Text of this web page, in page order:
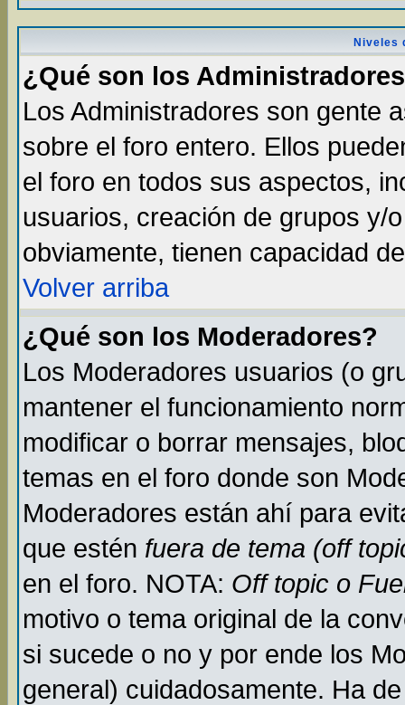
Niveles
¿Qué son los
Los Administradores son gente
sobre el foro entero. Ellos
el foro en todos sus aspectos,
usuarios, creación de grupos y/
obviamente, tienen capacidad
Volver arriba
¿Qué son los Moderadores?
Los Moderadores usuarios (o
mantener el funcionamiento
modificar o borrar mensajes,
temas en el foro donde son
Moderadores están ahí para
que estén fuera de tema (off
en el foro. NOTA: Off topic o
motivo o tema original de la
si sucede o no y por ende los
general) cuidadosamente. Ha